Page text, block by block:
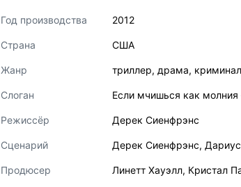
Год производства 2012
Страна США
Жанр триллер, драма, криминал
Слоган Если мчишься как
Режиссёр Дерек Сиенфрэнс
Сценарий Дерек Сиенфрэнс,
Продюсер Линетт Хауэлл, Кристал